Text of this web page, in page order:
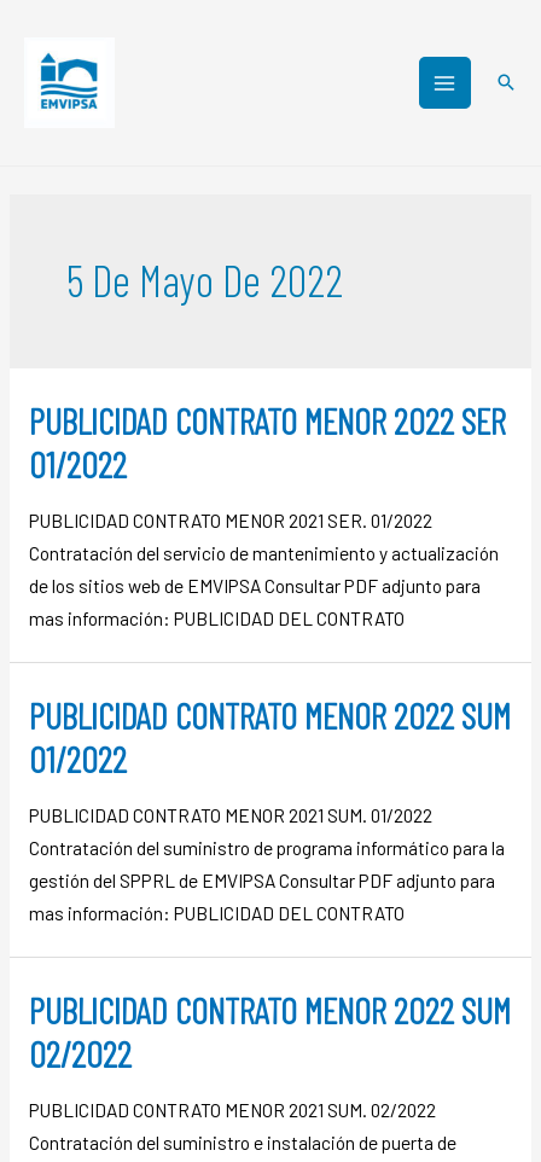
5 De Mayo De 2022
PUBLICIDAD CONTRATO MENOR 2022 SER
01/2022
PUBLICIDAD CONTRATO MENOR 2021 SER. 01/2022
Contratación del servicio de mantenimiento y actualización
de los sitios web de EMVIPSA Consultar PDF adjunto para
mas información: PUBLICIDAD DEL CONTRATO
PUBLICIDAD CONTRATO MENOR 2022 SUM
01/2022
PUBLICIDAD CONTRATO MENOR 2021 SUM. 01/2022
Contratación del suministro de programa informático para la
gestión del SPPRL de EMVIPSA Consultar PDF adjunto para
mas información: PUBLICIDAD DEL CONTRATO
PUBLICIDAD CONTRATO MENOR 2022 SUM
02/2022
PUBLICIDAD CONTRATO MENOR 2021 SUM. 02/2022
Contratación del suministro e instalación de puerta de